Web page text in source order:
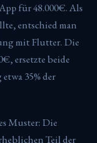
für 48.000€. Als
entschied man
mit Flutter. Die
ersetzte beide
35% der
Muster: Die
Teil der